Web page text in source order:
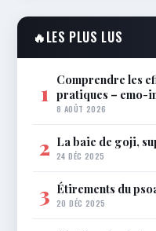
🔥LES PLUS LUS
1
Comprendre les
pratiques – emo-
8 AOÛT 2026
2 La baie de goji,
24 DÉC 2025
3 Étirements du
20 DÉC 2025